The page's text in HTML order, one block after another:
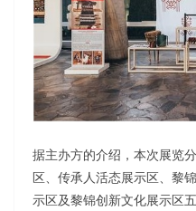
据主办方的介绍，本次展览
区、传承人活态展示区、黎
示区及黎锦创新文化展示区